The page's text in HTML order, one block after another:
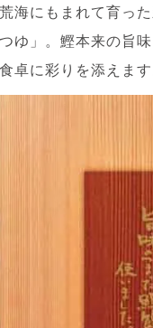
荒海にもまれて育っ
つゆ」。鰹本来の旨
食卓に彩りを添えます